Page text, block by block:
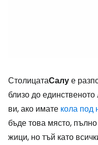
СтолицатаСалуе
близо до
ви, ако имате кола под
бъде това място,
жици, но тъй като